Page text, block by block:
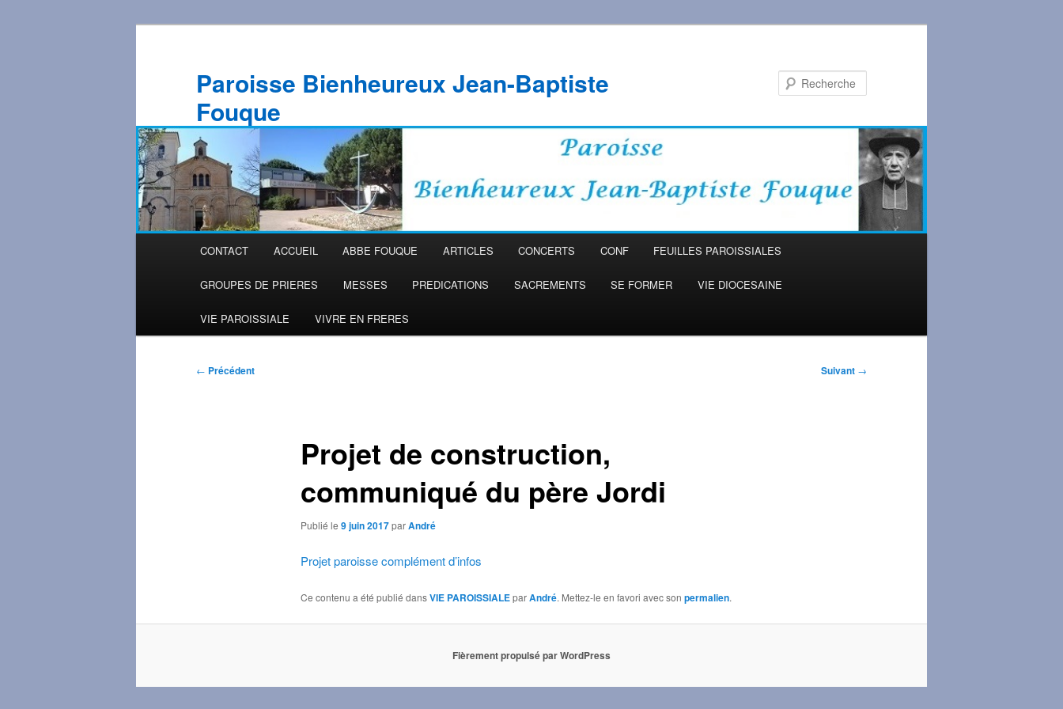
Paroisse Bienheureux Jean-Baptiste
Fouque
CONTACT ACCUEIL ABBE FOUQUE ARTICLES CONCERTS CONF FEUILLES PAROISSIALES
GROUPES DE PRIERES MESSES PREDICATIONS SACREMENTS SE FORMER VIE DIOCESAINE
VIE PAROISSIALE VIVRE EN FRERES
Navigation
← Précédent Suivant →
Projet de construction,
communiqué du père Jordi
Publié le 9 juin 2017parAndré
Projet paroisse complément d’infos
Ce contenu a été publié dansVIE PAROISSIALEparAndré. Mettez-le en favori avec son permalien.
Fièrement propulsé par WordPress